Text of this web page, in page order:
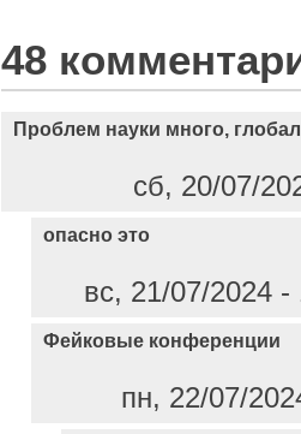
48
Проблем науки много,
сб, 20/07/
опасно это
вс, 21/07/2024
Фейковые конференции
пн, 22/07/